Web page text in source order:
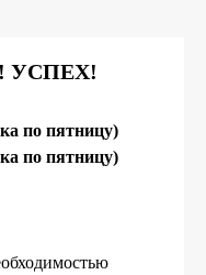
УСПЕХ!
по пятницу)
по пятницу)